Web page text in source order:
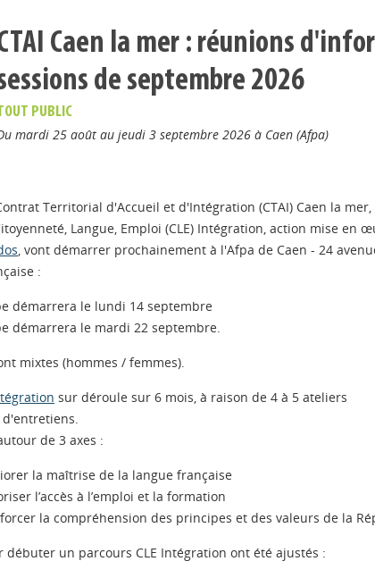
Caen la mer : réunions
de septembre 2026
PUBLIC
mardi 25 août au jeudi 3 septembre 2026 à Caen (Afpa)
Territorial d'Accueil et d'Intégration (CTAI) Caen la mer,
Langue, Emploi (CLE) Intégration, action mise en
, vont démarrer prochainement à l'Afpa de Caen - 24
:
démarrera le lundi 14 septembre
démarrera le mardi 22 septembre.
mixtes (hommes / femmes).
sur déroule sur 6 mois, à raison de 4 à 5 ateliers
de 3 axes :
la maîtrise de la langue française
l’accès à l’emploi et la formation
la compréhension des principes et des valeurs de la
débuter un parcours CLE Intégration ont été ajustés :